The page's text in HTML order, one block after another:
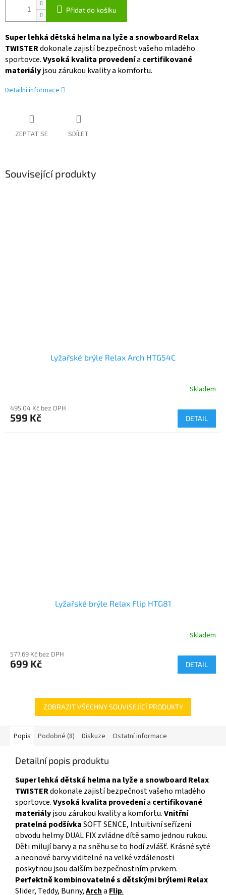
Přidat do košíku
Super lehká dětská helma na lyže a snowboard Relax
TWISTERdokonale zajistí bezpečnost vašeho mladého
sportovce.Vysoká kvalita provedenía certifikované
materiályjsou zárukou kvality a komfortu.
Detailní informace
ZEPTAT SE SDÍLET
Související produkty
Lyžařské brýle Relax Arch HTG54C
Skladem
495,04 Kč bez DPH
599 Kč DETAIL
Lyžařské brýle Relax Flip HTG81
Skladem
577,69 Kč bez DPH
699 Kč DETAIL
ZOBRAZIT VŠECHNY SOUVISEJÍCÍ PRODUKTY
Popis Podobné (8) Diskuze Ostatní informace
Detailní popis produktu
Super lehká dětská helma na lyže a snowboard Relax
TWISTERdokonale zajistí bezpečnost vašeho mladého
sportovce.Vysoká kvalita provedenía certifikované
materiályjsou zárukou kvality a komfortu.Vnitřní
pratelná podšívkaSOFT SENCE, Intuitivní seřízení
obvodu helmy DUAL FIX zvládne dítě samo jednou rukou.
Děti milují barvy a na sněhu se to hodí zvlášť. Krásné syté
a neonové barvy viditelné na velké vzdálenosti
poskytnou jsou dalším bezpečnostním prvkem.
Perfektně kombinovatelné s dětskými brýlemi Relax
Slider, Teddy, Bunny,Archa Flip.